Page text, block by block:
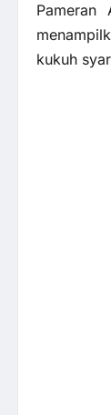
Pameran
kukuh